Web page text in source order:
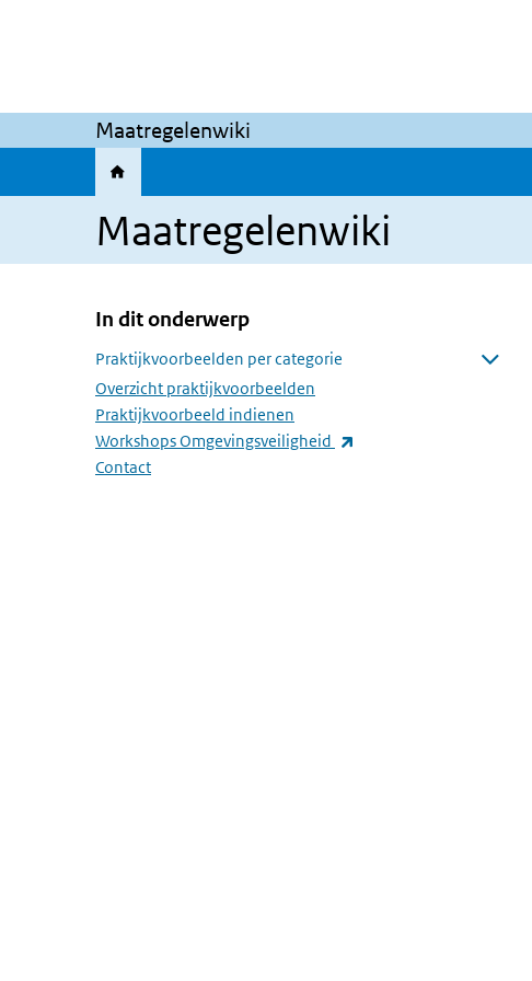
Maatregelenwiki
Maatregelenwiki
Overslaan menu In dit onderwerp
In dit onderwerp
Praktijkvoorbeelden per categorie
Submenu openen
Overzicht praktijkvoorbeelden
Praktijkvoorbeeld indienen
Workshops Omgevingsveiligheid
Contact